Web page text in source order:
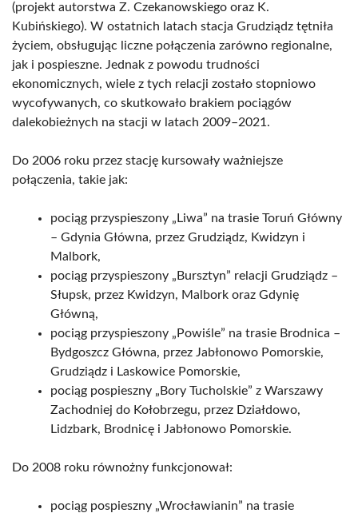
(projekt autorstwa Z. Czekanowskiego oraz K.
Kubińskiego). W ostatnich latach stacja Grudziądz tętniła
życiem, obsługując liczne połączenia zarówno regionalne,
jak i pospieszne. Jednak z powodu trudności
ekonomicznych, wiele z tych relacji zostało stopniowo
wycofywanych, co skutkowało brakiem pociągów
dalekobieżnych na stacji w latach 2009–2021.
Do 2006 roku przez stację kursowały ważniejsze
połączenia, takie jak:
pociąg przyspieszony „Liwa” na trasie Toruń Główny
– Gdynia Główna, przez Grudziądz, Kwidzyn i
Malbork,
pociąg przyspieszony „Bursztyn” relacji Grudziądz –
Słupsk, przez Kwidzyn, Malbork oraz Gdynię
Główną,
pociąg przyspieszony „Powiśle” na trasie Brodnica –
Bydgoszcz Główna, przez Jabłonowo Pomorskie,
Grudziądz i Laskowice Pomorskie,
pociąg pospieszny „Bory Tucholskie” z Warszawy
Zachodniej do Kołobrzegu, przez Działdowo,
Lidzbark, Brodnicę i Jabłonowo Pomorskie.
Do 2008 roku równożny funkcjonował:
pociąg pospieszny „Wrocławianin” na trasie